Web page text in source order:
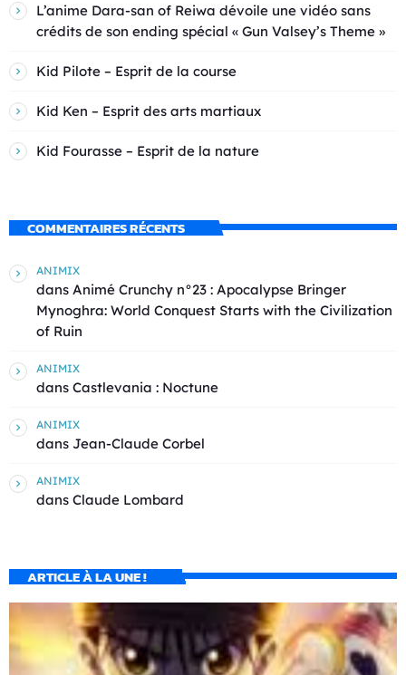
L’anime Dara-san of Reiwa dévoile une vidéo sans
crédits de son ending spécial « Gun Valsey’s Theme »
Kid Pilote – Esprit de la course
Kid Ken – Esprit des arts martiaux
Kid Fourasse – Esprit de la nature
COMMENTAIRES RÉCENTS
ANIMIX
dans Animé Crunchy n°23 : Apocalypse Bringer
Mynoghra: World Conquest Starts with the Civilization
of Ruin
ANIMIX
dans Castlevania : Noctune
ANIMIX
dans Jean-Claude Corbel
ANIMIX
dans Claude Lombard
ARTICLE À LA UNE !